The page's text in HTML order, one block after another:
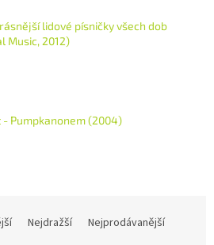
lidové písničky všech dob
Music, 2012)
- Pumpkanonem (2004)
Nejdražší
Nejprodávanější